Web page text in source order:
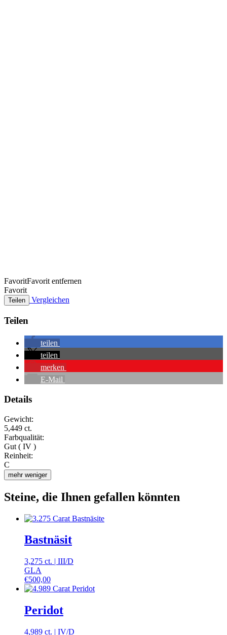
FavoritFavorit entfernen
Favorit
Teilen Vergleichen
Teilen
teilen
teilen
merken
E-Mail
Details
Gewicht:
5,449 ct.
Farbqualität:
Gut ( IV )
Reinheit:
C
mehr weniger
Steine, die Ihnen gefallen könnten
Bastnäsit
3,275 ct. | III/D
GLA
€500,00
Peridot
4,989 ct. | IV/D